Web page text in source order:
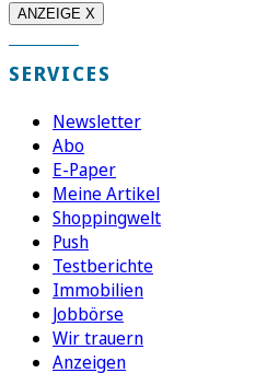
ANZEIGE X
SERVICES
Newsletter
Abo
E-Paper
Meine Artikel
Shoppingwelt
Push
Testberichte
Immobilien
Jobbörse
Wir trauern
Anzeigen